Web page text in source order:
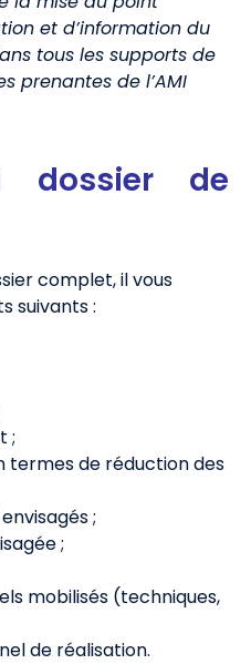
et d’information du
tous les supports de
prenantes de l’AMI
dossier de
complet, il vous
suivants :
;
termes de réduction des
;
;
mobilisés (techniques,
de réalisation.